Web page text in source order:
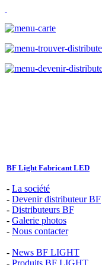
BF Light Fabricant LED
- La société
- Devenir distributeur BF
- Distributeurs BF
- Galerie photos
- Nous contacter
- News BF LIGHT